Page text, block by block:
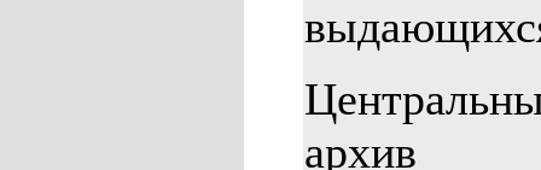
архив